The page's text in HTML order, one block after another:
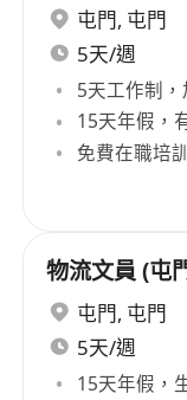
屯門, 屯門
5天/週
5天工作制
15天年假，
免費在職培
物流文員 (屯
屯門, 屯門
5天/週
15天年假，